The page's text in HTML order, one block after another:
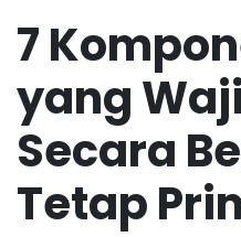
7
yang
Secara
Tetap